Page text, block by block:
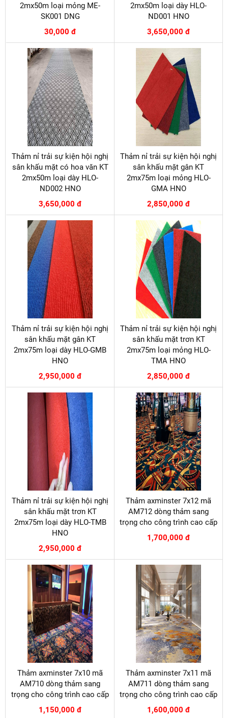
2mx50m loại mỏng ME-
SK001 DNG
30,000 đ
2mx50m loại dày HLO-
ND001 HNO
3,650,000 đ
Thảm nỉ trải sự kiện hội nghị
sân khấu mặt có hoa văn KT
2mx50m loại dày HLO-
ND002 HNO
3,650,000 đ
Thảm nỉ trải sự kiện hội nghị
sân khấu mặt gân KT
2mx75m loại mỏng HLO-
GMA HNO
2,850,000 đ
Thảm nỉ trải sự kiện hội nghị
sân khấu mặt gân KT
2mx75m loại dày HLO-GMB
HNO
2,950,000 đ
Thảm nỉ trải sự kiện hội nghị
sân khấu mặt trơn KT
2mx75m loại mỏng HLO-
TMA HNO
2,850,000 đ
Thảm nỉ trải sự kiện hội nghị
sân khấu mặt trơn KT
2mx75m loại dày HLO-TMB
HNO
2,950,000 đ
Thảm axminster 7x12 mã
AM712 dòng thảm sang
trọng cho công trình cao cấp
1,700,000 đ
Thảm axminster 7x10 mã
AM710 dòng thảm sang
trọng cho công trình cao cấp
1,150,000 đ
Thảm axminster 7x11 mã
AM711 dòng thảm sang
trọng cho công trình cao cấp
1,600,000 đ